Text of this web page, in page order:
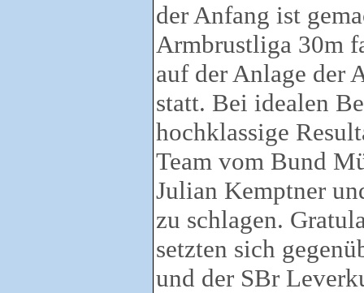
der Anfang ist
Armbrustliga 30m
auf der Anlage der
statt. Bei idealen
hochklassige
Team vom Bund
Julian Kemptner
zu schlagen.
setzten sich
und der SBr